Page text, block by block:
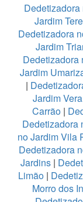
Dedetizadora
Jardim
Dedetizadora
Jardim
Dedetizadora
Jardim
|
Jardim
Carrão |
Dedetizadora
no Jardim Vila
Dedetizadora
Jardins |
Limão|
Morro dos